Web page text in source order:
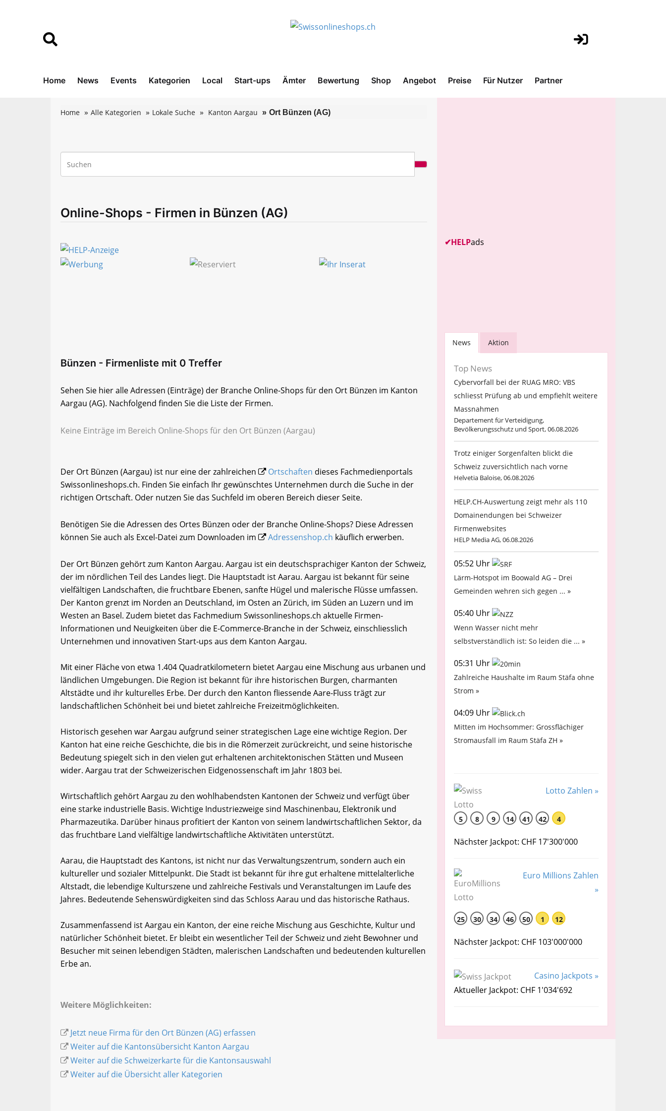
Home News Events Kategorien Local Start-ups Ämter Bewertung Shop Angebot Preise Für Nutzer Partner
Home Alle Kategorien Lokale Suche Kanton Aargau Ort Bünzen (AG)
Online-Shops - Firmen in Bünzen (AG)
Bünzen - Firmenliste mit 0 Treffer
Sehen Sie hier alle Adressen (Einträge) der Branche Online-Shops für den Ort Bünzen im Kanton
Aargau (AG). Nachfolgend finden Sie die Liste der Firmen.
Keine Einträge im Bereich Online-Shops für den Ort Bünzen (Aargau)
Der Ort Bünzen (Aargau) ist nur eine der zahlreichen Ortschaften dieses Fachmedienportals
Swissonlineshops.ch. Finden Sie einfach Ihr gewünschtes Unternehmen durch die Suche in der
richtigen Ortschaft. Oder nutzen Sie das Suchfeld im oberen Bereich dieser Seite.
Benötigen Sie die Adressen des Ortes Bünzen oder der Branche Online-Shops? Diese Adressen
können Sie auch als Excel-Datei zum Downloaden im
Adressenshop.ch käuflich erwerben.
Der Ort Bünzen gehört zum Kanton Aargau. Aargau ist ein deutschsprachiger Kanton der Schweiz,
der im nördlichen Teil des Landes liegt. Die Hauptstadt ist Aarau. Aargau ist bekannt für seine
vielfältigen Landschaften, die fruchtbare Ebenen, sanfte Hügel und malerische Flüsse umfassen.
Der Kanton grenzt im Norden an Deutschland, im Osten an Zürich, im Süden an Luzern und im
Westen an Basel. Zudem bietet das Fachmedium Swissonlineshops.ch aktuelle Firmen-
Informationen und Neuigkeiten über die E-Commerce-Branche in der Schweiz, einschliesslich
Unternehmen und innovativen Start-ups aus dem Kanton Aargau.
Mit einer Fläche von etwa 1.404 Quadratkilometern bietet Aargau eine Mischung aus urbanen und
ländlichen Umgebungen. Die Region ist bekannt für ihre historischen Burgen, charmanten
Altstädte und ihr kulturelles Erbe. Der durch den Kanton fliessende Aare-Fluss trägt zur
landschaftlichen Schönheit bei und bietet zahlreiche Freizeitmöglichkeiten.
Historisch gesehen war Aargau aufgrund seiner strategischen Lage eine wichtige Region. Der
Kanton hat eine reiche Geschichte, die bis in die Römerzeit zurückreicht, und seine historische
Bedeutung spiegelt sich in den vielen gut erhaltenen architektonischen Stätten und Museen
wider. Aargau trat der Schweizerischen Eidgenossenschaft im Jahr 1803 bei.
Wirtschaftlich gehört Aargau zu den wohlhabendsten Kantonen der Schweiz und verfügt über
eine starke industrielle Basis. Wichtige Industriezweige sind Maschinenbau, Elektronik und
Pharmazeutika. Darüber hinaus profitiert der Kanton von seinem landwirtschaftlichen Sektor, da
das fruchtbare Land vielfältige landwirtschaftliche Aktivitäten unterstützt.
Aarau, die Hauptstadt des Kantons, ist nicht nur das Verwaltungszentrum, sondern auch ein
kultureller und sozialer Mittelpunkt. Die Stadt ist bekannt für ihre gut erhaltene mittelalterliche
Altstadt, die lebendige Kulturszene und zahlreiche Festivals und Veranstaltungen im Laufe des
Jahres. Bedeutende Sehenswürdigkeiten sind das Schloss Aarau und das historische Rathaus.
Zusammenfassend ist Aargau ein Kanton, der eine reiche Mischung aus Geschichte, Kultur und
natürlicher Schönheit bietet. Er bleibt ein wesentlicher Teil der Schweiz und zieht Bewohner und
Besucher mit seinen lebendigen Städten, malerischen Landschaften und bedeutenden kulturellen
Erbe an.
Weitere Möglichkeiten:
Jetzt neue Firma für den Ort Bünzen (AG) erfassen
Weiter auf die Kantonsübersicht Kanton Aargau
Weiter auf die Schweizerkarte für die Kantonsauswahl
Weiter auf die Übersicht aller Kategorien
✔HELPads
News Aktion
Top News
Cybervorfall bei der RUAG MRO: VBS
schliesst Prüfung ab und empfiehlt weitere
Massnahmen
Departement für Verteidigung,
Bevölkerungsschutz und Sport, 06.08.2026
Trotz einiger Sorgenfalten blickt die
Schweiz zuversichtlich nach vorne
Helvetia Baloise, 06.08.2026
HELP.CH-Auswertung zeigt mehr als 110
Domainendungen bei Schweizer
Firmenwebsites
HELP Media AG, 06.08.2026
05:52 Uhr
Lärm-Hotspot im Boowald AG – Drei
Gemeinden wehren sich gegen ... »
05:40 Uhr
Wenn Wasser nicht mehr
selbstverständlich ist: So leiden die ... »
05:31 Uhr
Zahlreiche Haushalte im Raum Stäfa ohne
Strom »
04:09 Uhr
Mitten im Hochsommer: Grossflächiger
Stromausfall im Raum Stäfa ZH »
Lotto Zahlen »
5 8 9 14 41 42 4
Nächster Jackpot: CHF 17'300'000
Euro Millions Zahlen
»
25 30 34 46 50 1 12
Nächster Jackpot: CHF 103'000'000
Casino Jackpots »
Aktueller Jackpot: CHF 1'034'692